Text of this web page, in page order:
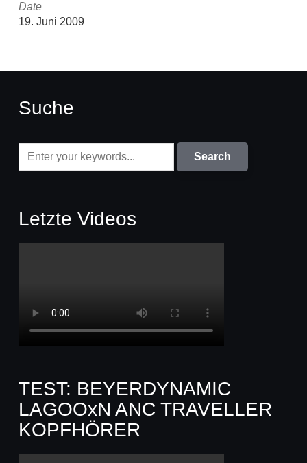
Date
19. Juni 2009
Suche
Letzte Videos
TEST: BEYERDYNAMIC
LAGOOxN ANC TRAVELLER
KOPFHÖRER